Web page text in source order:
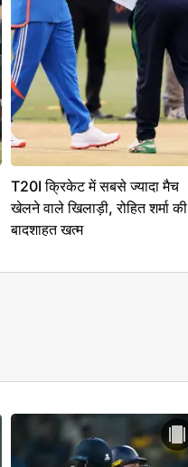
T20I क्रिकेट में सबसे ज्यादा मैच
खेलने वाले खिलाड़ी, रोहित शर्मा की
बादशाहत खत्म